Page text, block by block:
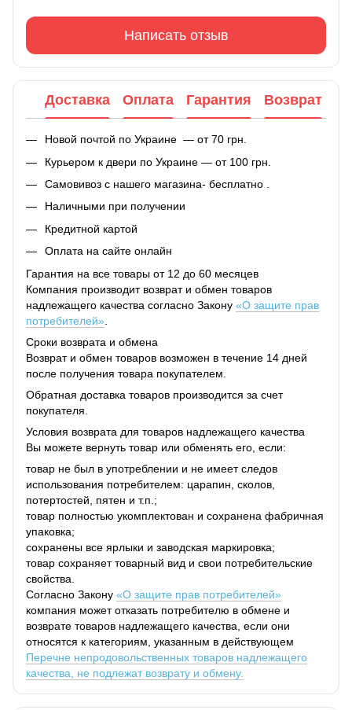
Написать отзыв
Доставка Оплата Гарантия Возврат
Новой почтой по Украине — от 70 грн.
Курьером к двери по Украине — от 100 грн.
Самовивоз с нашего магазина- бесплатно .
Наличными при получении
Кредитной картой
Оплата на сайте онлайн
Гарантия на все товары от 12 до 60 месяцев
Компания производит возврат и обмен товаров
надлежащего качества согласно Закону «О защите прав
потребителей»
Сроки возврата и обмена
Возврат и обмен товаров возможен в течение 14 дней
после получения товара покупателем.
Обратная доставка товаров производится за счет
покупателя.
Условия возврата для товаров надлежащего качества
Вы можете вернуть товар или обменять его, если:
товар не был в употреблении и не имеет следов
использования потребителем: царапин, сколов,
потертостей, пятен и т.п.;
товар полностью укомплектован и сохранена фабричная
упаковка;
сохранены все ярлыки и заводская маркировка;
товар сохраняет товарный вид и свои потребительские
свойства.
Согласно Закону «О защите прав потребителей»
компания может отказать потребителю в обмене и
возврате товаров надлежащего качества, если они
относятся к категориям, указанным в действующем
Перечне непродовольственных товаров надлежащего
качества, не подлежат возврату и обмену.